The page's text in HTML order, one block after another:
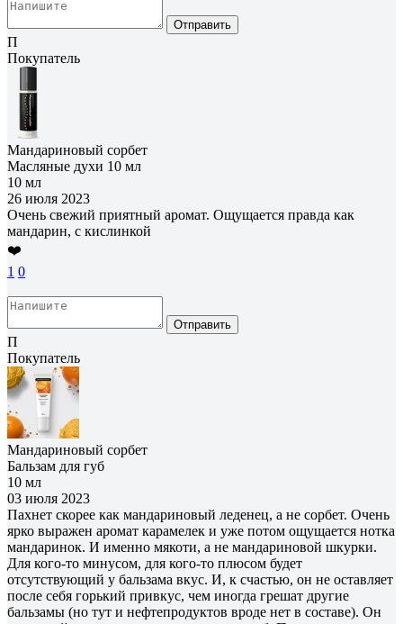
Отправить
П
Покупатель
Мандариновый сорбет
Масляные духи 10 мл
10 мл
26 июля 2023
Очень свежий приятный аромат. Ощущается правда как
мандарин, с кислинкой
❤️
1 0
Отправить
П
Покупатель
Мандариновый сорбет
Бальзам для губ
10 мл
03 июля 2023
Пахнет скорее как мандариновый леденец, а не сорбет. Очень
ярко выражен аромат карамелек и уже потом ощущается нотка
мандаринок. И именно мякоти, а не мандариновой шкурки.
Для кого-то минусом, для кого-то плюсом будет
отсутствующий у бальзама вкус. И, к счастью, он не оставляет
после себя горький привкус, чем иногда грешат другие
бальзамы (но тут и нефтепродуктов вроде нет в составе). Он